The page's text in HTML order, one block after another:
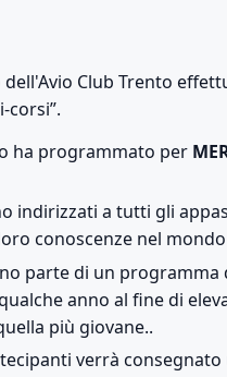
dell'Avio Club Trento
corsi”.
ha programmato per
indirizzati a tutti gli
conoscenze nel
parte di un
anno al fine di
più giovane..
verrà